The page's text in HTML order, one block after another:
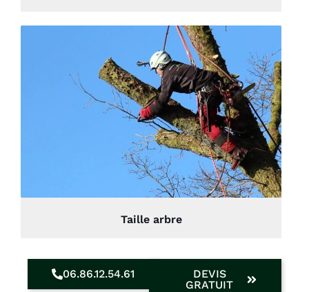
Taille arbre
06.86.12.54.61
DEVIS
GRATUIT